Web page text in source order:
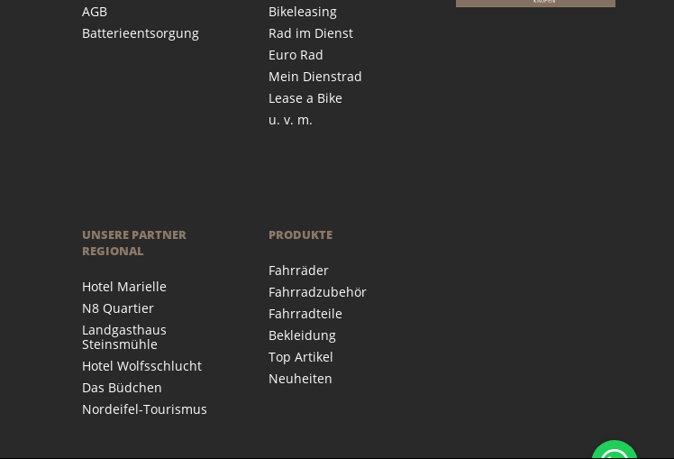
AGB
Batterieentsorgung
Bikeleasing
Rad im Dienst
Euro Rad
Mein Dienstrad
Lease a Bike
u. v. m.
UNSERE PARTNER
REGIONAL
Hotel Marielle
N8 Quartier
Landgasthaus
Steinsmühle
Hotel Wolfsschlucht
Das Büdchen
Nordeifel-Tourismus
PRODUKTE
Fahrräder
Fahrradzubehör
Fahrradteile
Bekleidung
Top Artikel
Neuheiten